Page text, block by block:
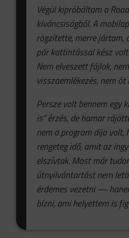
Végül kipróbáltam a
kíváncsiságból. A
rögzítette, merre jártam,
pár kattintással kész
Nem elveszett fájlok,
visszaemlékezés, nem
Persze volt bennem egy
is” érzés, de hamar
nem a program díja volt,
rengeteg idő, amit az
elszívtak. Most már
útnyilvántartást nem
érdemes vezetni —
bízni, ami helyettem is